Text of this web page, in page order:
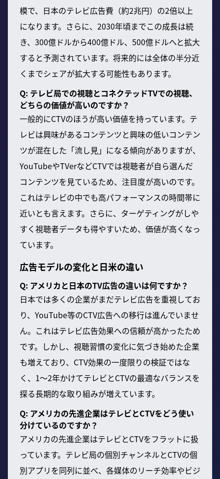
模で、日本のテレビ広告費（約2兆円）の2倍以上
になります。さらに、2030年頃までこの成長は続
き、300億ドルから400億ドル、500億ドルへと拡大
すると予測されています。将来的には全体の半分近
くまでシェアが拡大する可能性もあります。
Q: テレビ局での視聴とコネクテッドTVでの視聴、
どちらの価値が高いのですか？
一般的にCTVのほうが高い価値を持っています。テ
レビは興味があるコンテンツと興味の低いコンテン
ツが混在した「流し見」になる傾向がありますが、
YouTubeやTVerなどCTVでは視聴者が自ら選んだ
コンテンツを見ているため、注目度が高いのです。
これはテレビの中でも高パフォーマンスの時間帯に
近いとも言えます。さらに、ターゲティングがしや
すく視聴者データも得やすいため、価値が高くなっ
ています。
広告モデルの変化と日米の違い
Q: アメリカと日本のTV広告の違いは何ですか？
日本では多くの企業がまだテレビ広告を重視してお
り、YouTube等のCTV広告への移行は進んでいませ
ん。これはテレビ広告効果への信頼が高かったため
です。しかし、視聴習慣の変化に気づき始めた企業
も増えており、CTV効果の一度限りの検証ではな
く、1〜2年かけてテレビとCTVの最適なバランスを
探る長期的な取り組みが増えています。
Q: アメリカの先進企業はテレビとCTVをどう使い
分けているのですか？
アメリカの先進企業はテレビとCTVをフラットに扱
っています。テレビ局の個別チャンネルとCTVの個
別アプリを同列に並べ、各媒体のリーチ効率やビジ